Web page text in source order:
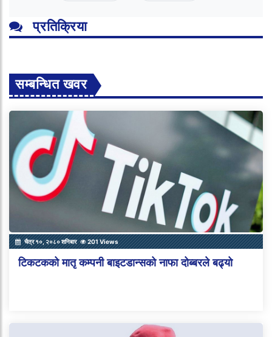
प्रतिक्रिया
सम्बन्धित खवर
चैत्र १०, २०८० शनिबार 201 Views
टिकटकको मातृ कम्पनी बाइटडान्सको नाफा दोब्बरले बढ्यो